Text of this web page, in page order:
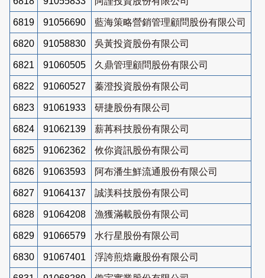
6819 91056690 藍海策略營銷管理顧問股份有限公司
6820 91058830 吳黃投資股份有限公司
6821 91060505 久鼎管理顧問股份有限公司
6822 91060527 蓁澄投資股份有限公司
6823 91061933 研捷股份有限公司
6824 91062139 薪苒科技股份有限公司
6825 91062362 攸你資訊股份有限公司
6826 91063593 阿布潘生鮮流通股份有限公司
6827 91064137 誠渼科技股份有限公司
6828 91064208 漁獲滿載股份有限公司
6829 91066579 水行星股份有限公司
6830 91067401 浮誇煎焙廠股份有限公司